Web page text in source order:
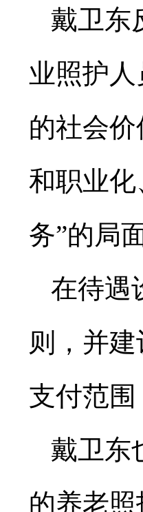
戴卫东
业照护
的社会
和职业
务”的局面
在待遇
则，并
支付范
戴卫东
的养老